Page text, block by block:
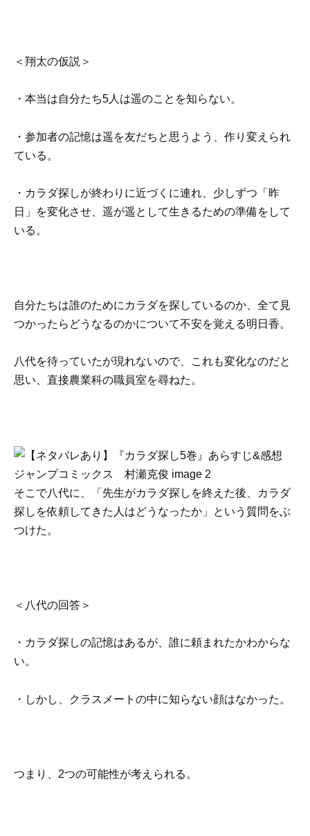
＜翔太の仮説＞
・本当は自分たち5人は遥のことを知らない。
・参加者の記憶は遥を友だちと思うよう、作り変えられ
ている。
・カラダ探しが終わりに近づくに連れ、少しずつ「昨
日」を変化させ、遥が遥として生きるための準備をして
いる。
自分たちは誰のためにカラダを探しているのか、全て見
つかったらどうなるのかについて不安を覚える明日香。
八代を待っていたが現れないので、これも変化なのだと
思い、直接農業科の職員室を尋ねた。
そこで八代に、「先生がカラダ探しを終えた後、カラダ
探しを依頼してきた人はどうなったか」という質問をぶ
つけた。
＜八代の回答＞
・カラダ探しの記憶はあるが、誰に頼まれたかわからな
い。
・しかし、クラスメートの中に知らない顔はなかった。
つまり、2つの可能性が考えられる。